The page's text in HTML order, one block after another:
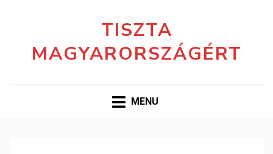
TISZTA
MAGYARORSZÁGÉRT
MENU